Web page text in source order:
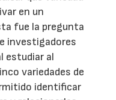
en un
fue la pregunta
investigadores
estudiar al
variedades de
identificar